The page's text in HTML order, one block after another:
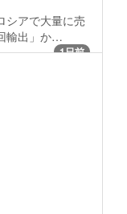
シアで大量に売
輸出」か…
1日前